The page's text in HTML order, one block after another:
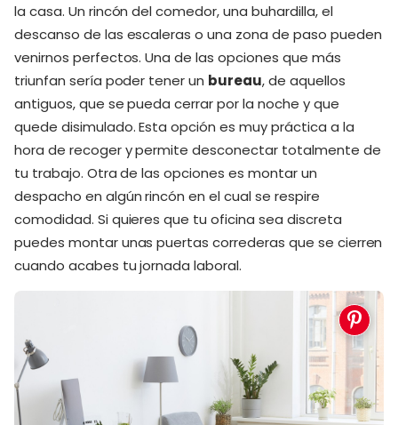
la casa. Un rincón del comedor, una buhardilla, el
descanso de las escaleras o una zona de paso pueden
venirnos perfectos. Una de las opciones que más
triunfan sería poder tener un bureau, de aquellos
antiguos, que se pueda cerrar por la noche y que
quede disimulado. Esta opción es muy práctica a la
hora de recoger y permite desconectar totalmente de
tu trabajo. Otra de las opciones es montar un
despacho en algún rincón en el cual se respire
comodidad. Si quieres que tu oficina sea discreta
puedes montar unas puertas correderas que se cierren
cuando acabes tu jornada laboral.